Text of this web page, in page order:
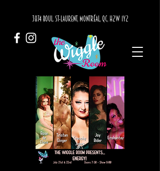
3874 BOUL. ST-LAURENT, MONTRÉAL, QC, H2W 1Y2